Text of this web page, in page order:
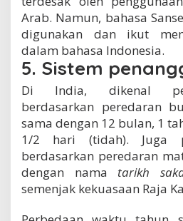
Arab. Namun, bahasa
digunakan dan ikut
dalam bahasa Indonesia.
5. Sistem
Di India, dikenal
berdasarkan peredaran
sama dengan 12 bulan, 1
1/2 hari (tidah). Juga
berdasarkan peredaran
dengan nama tarikh
semenjak kekuasaan Raja